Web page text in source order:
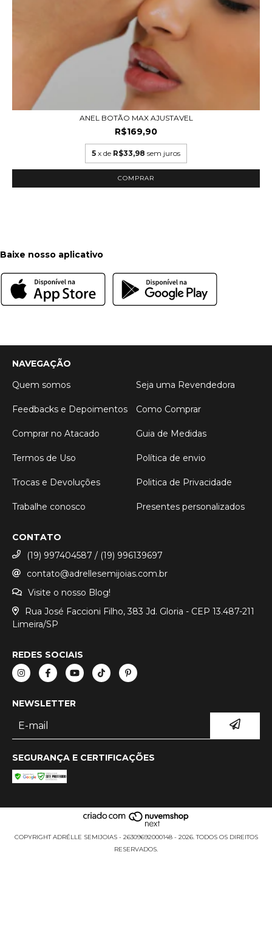
ANEL BOTÃO MAX AJUSTAVEL
R$169,90
5 x de R$33,98 sem juros
COMPRAR
Baixe nosso aplicativo
NAVEGAÇÃO
Quem somos
Seja uma Revendedora
Feedbacks e Depoimentos Como Comprar
Comprar no Atacado Guia de Medidas
Termos de Uso Política de envio
Trocas e Devoluções Politica de Privacidade
Trabalhe conosco Presentes personalizados
CONTATO
(19) 997404587 / (19) 996139697
contato@adrellesemijoias.com.br
Visite o nosso Blog!
Rua José Faccioni Filho, 383 Jd. Gloria - CEP 13.487-211
Limeira/SP
REDES SOCIAIS
NEWSLETTER
SEGURANÇA E CERTIFICAÇÕES
COPYRIGHT ADRÉLLE SEMIJOIAS - 26309692000148 - 2026. TODOS OS DIREITOS
RESERVADOS.